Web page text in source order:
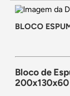
BLOCO
Bloco de